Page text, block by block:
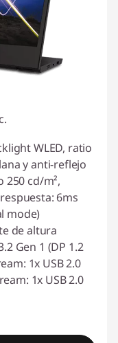
WLED, ratio
y anti-reflejo
250 cd/m²,
6ms
mode)
de altura
Gen 1 (DP 1.2
1x USB 2.0
1x USB 2.0